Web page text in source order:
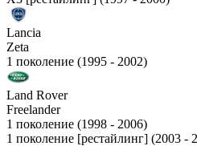
Lancia
Zeta
1 поколение (1995 - 2002)
Land Rover
Freelander
1 поколение (1998 - 2006)
1 поколение [рестайлинг] (2003 -